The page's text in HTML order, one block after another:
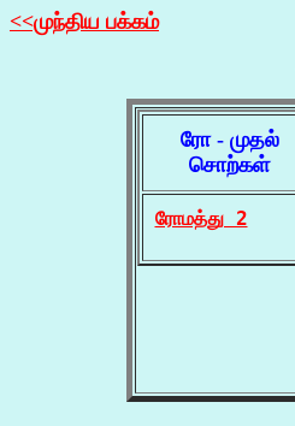
<<முந்திய பக்கம்
ரோ - முதல்
சொற்கள்
ரோமத்து 2